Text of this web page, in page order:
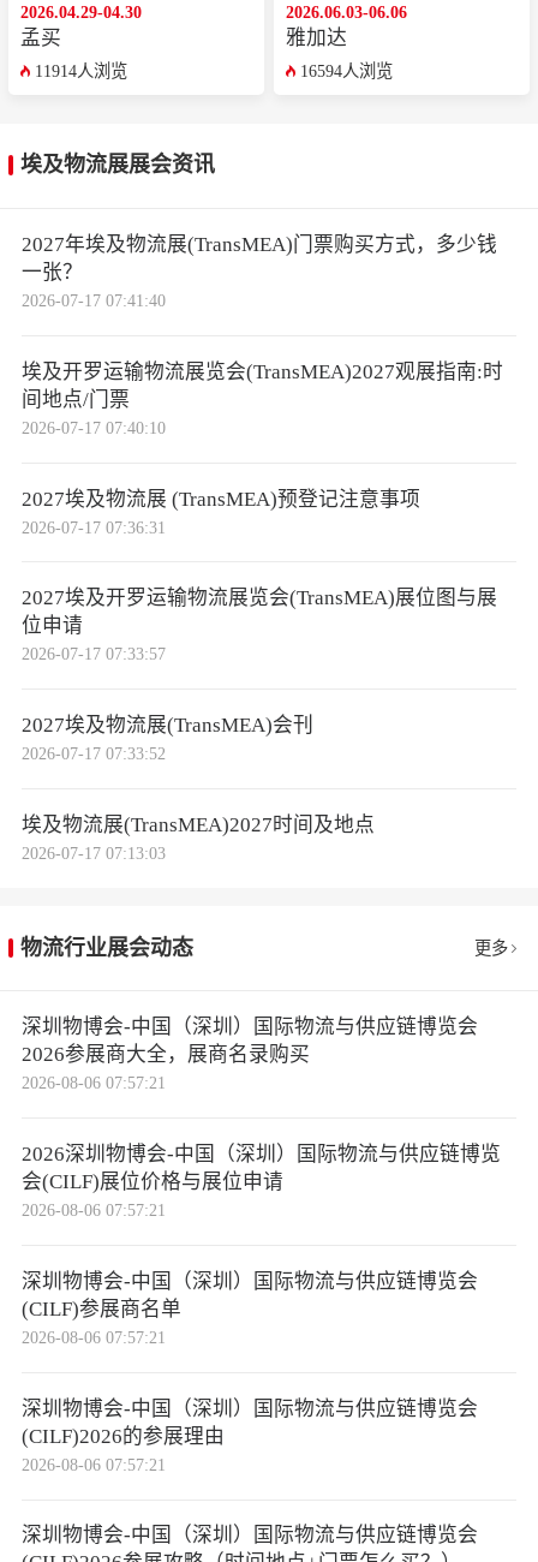
2026.04.29-04.30
孟买
11914人浏览
2026.06.03-06.06
雅加达
16594人浏览
埃及物流展展会资讯
2027年埃及物流展(TransMEA)门票购买方式，多少钱
一张？
2026-07-17 07:41:40
埃及开罗运输物流展览会(TransMEA)2027观展指南:时
间地点/门票
2026-07-17 07:40:10
2027埃及物流展 (TransMEA)预登记注意事项
2026-07-17 07:36:31
2027埃及开罗运输物流展览会(TransMEA)展位图与展
位申请
2026-07-17 07:33:57
2027埃及物流展(TransMEA)会刊
2026-07-17 07:33:52
埃及物流展(TransMEA)2027时间及地点
2026-07-17 07:13:03
物流行业展会动态 更多
深圳物博会-中国（深圳）国际物流与供应链博览会
2026参展商大全，展商名录购买
2026-08-06 07:57:21
2026深圳物博会-中国（深圳）国际物流与供应链博览
会(CILF)展位价格与展位申请
2026-08-06 07:57:21
深圳物博会-中国（深圳）国际物流与供应链博览会
(CILF)参展商名单
2026-08-06 07:57:21
深圳物博会-中国（深圳）国际物流与供应链博览会
(CILF)2026的参展理由
2026-08-06 07:57:21
深圳物博会-中国（深圳）国际物流与供应链博览会